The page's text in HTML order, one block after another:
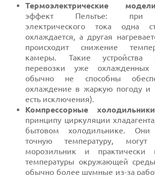
Термоэлектрические модели
эффект Пельтье: при
электрического тока одна
охлаждается, а другая
происходит снижение
камеры. Такие устройства
перевозки уже охлажденных
обычно не способны
охлаждение в жаркую погоду и
есть исключения).
Компрессорные холодильники
принципу циркуляции
бытовом холодильнике. Они
точную температуру, могут
морозильник и практически
температуры окружающей
обычно более шумные из-за